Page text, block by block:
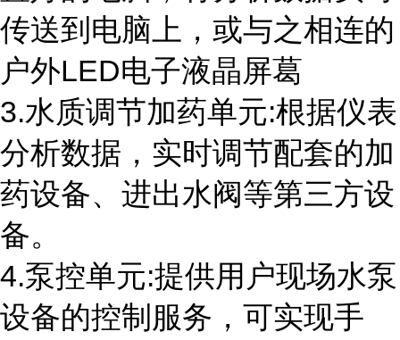
传送到电脑上，或与之相连的
户外LED电子液晶屏葛
3.水质调节加药单元:根据仪表
分析数据，实时调节配套的加
药设备、进出水阀等第三方设
备。
4.泵控单元:提供用户现场水泵
设备的控制服务，可实现手